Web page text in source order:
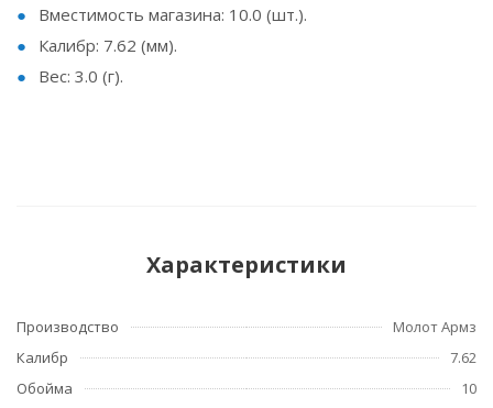
Вместимость магазина: 10.0 (шт.).
Калибр: 7.62 (мм).
Вес: 3.0 (г).
Характеристики
Производство
Молот Армз
Калибр
7.62
Обойма
10